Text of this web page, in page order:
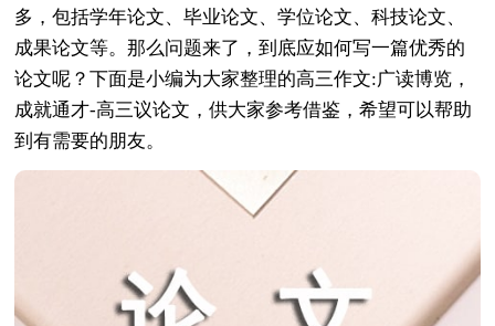
多，包括学年论文、毕业论文、学位论文、科技论文、
成果论文等。那么问题来了，到底应如何写一篇优秀的
论文呢？下面是小编为大家整理的高三作文:广读博览，
成就通才-高三议论文，供大家参考借鉴，希望可以帮助
到有需要的朋友。